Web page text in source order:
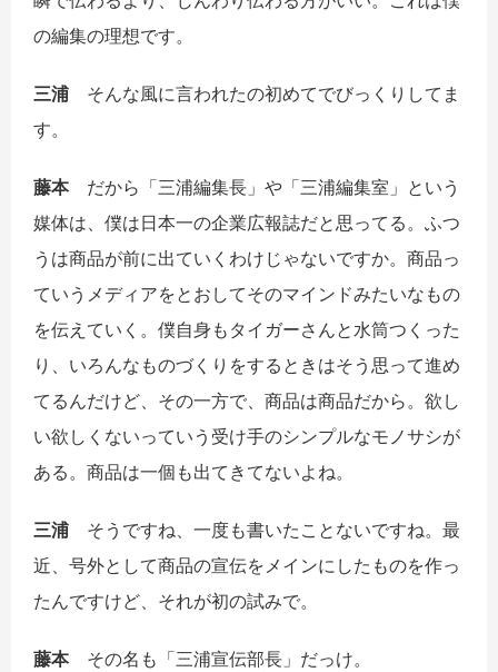
の編集の理想です。
三浦 そんな風に言われたの初めてでびっくりしてま
す。
藤本だから「三浦編集長」や「三浦編集室」という
媒体は、僕は日本一の企業広報誌だと思ってる。ふつ
うは商品が前に出ていくわけじゃないですか。商品っ
ていうメディアをとおしてそのマインドみたいなもの
を伝えていく。僕自身もタイガーさんと水筒つくった
り、いろんなものづくりをするときはそう思って進め
てるんだけど、その一方で、商品は商品だから。欲し
い欲しくないっていう受け手のシンプルなモノサシが
ある。商品は一個も出てきてないよね。
三浦 そうですね、一度も書いたことないですね。最
近、号外として商品の宣伝をメインにしたものを作っ
たんですけど、それが初の試みで。
藤本その名も「三浦宣伝部長」だっけ。